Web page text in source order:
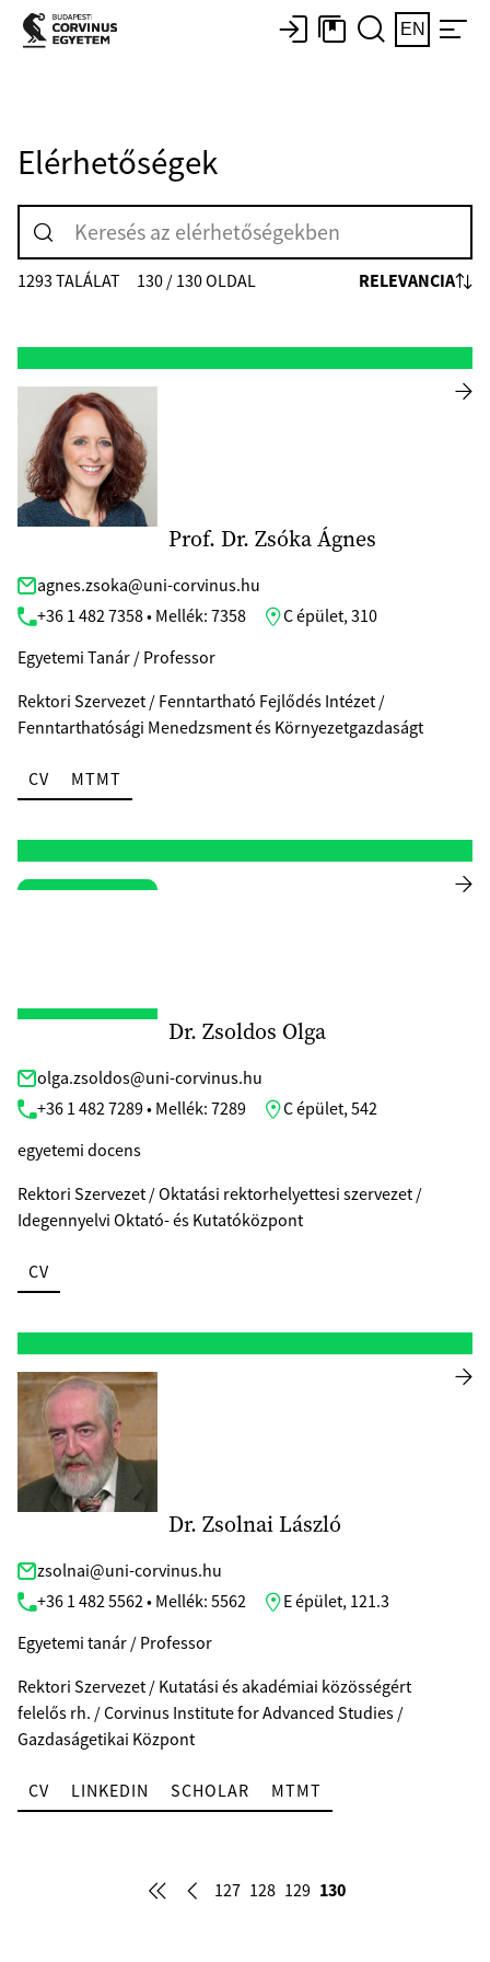
EN
Elérhetőségek
1293 TALÁLAT 130 / 130 OLDAL RELEVANCIA
Prof. Dr. Zsóka Ágnes
agnes.zsoka@uni-corvinus.hu
+36 1 482 7358 • Mellék: 7358
C épület, 310
Egyetemi Tanár / Professor
Rektori Szervezet / Fenntartható Fejlődés Intézet /
Fenntarthatósági Menedzsment és Környezetgazdaságt
CV MTMT
Dr. Zsoldos Olga
olga.zsoldos@uni-corvinus.hu
+36 1 482 7289 • Mellék: 7289
C épület, 542
egyetemi docens
Rektori Szervezet / Oktatási rektorhelyettesi szervezet /
Idegennyelvi Oktató- és Kutatóközpont
CV
Dr. Zsolnai László
zsolnai@uni-corvinus.hu
+36 1 482 5562 • Mellék: 5562
E épület, 121.3
Egyetemi tanár / Professor
Rektori Szervezet / Kutatási és akadémiai közösségért
felelős rh. / Corvinus Institute for Advanced Studies /
Gazdaságetikai Központ
CV LINKEDIN SCHOLAR MTMT
127 128 129 130